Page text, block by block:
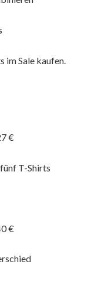
im Sale kaufen.
€
T-Shirts
€